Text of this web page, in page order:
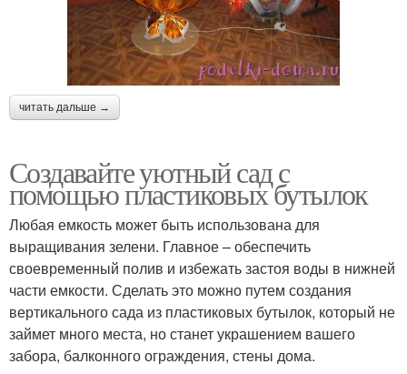
читать дальше →
Создавайте уютный сад с
помощью пластиковых бутылок
Любая емкость может быть использована для
выращивания зелени. Главное – обеспечить
своевременный полив и избежать застоя воды в нижней
части емкости. Сделать это можно путем создания
вертикального сада из пластиковых бутылок, который не
займет много места, но станет украшением вашего
забора, балконного ограждения, стены дома.